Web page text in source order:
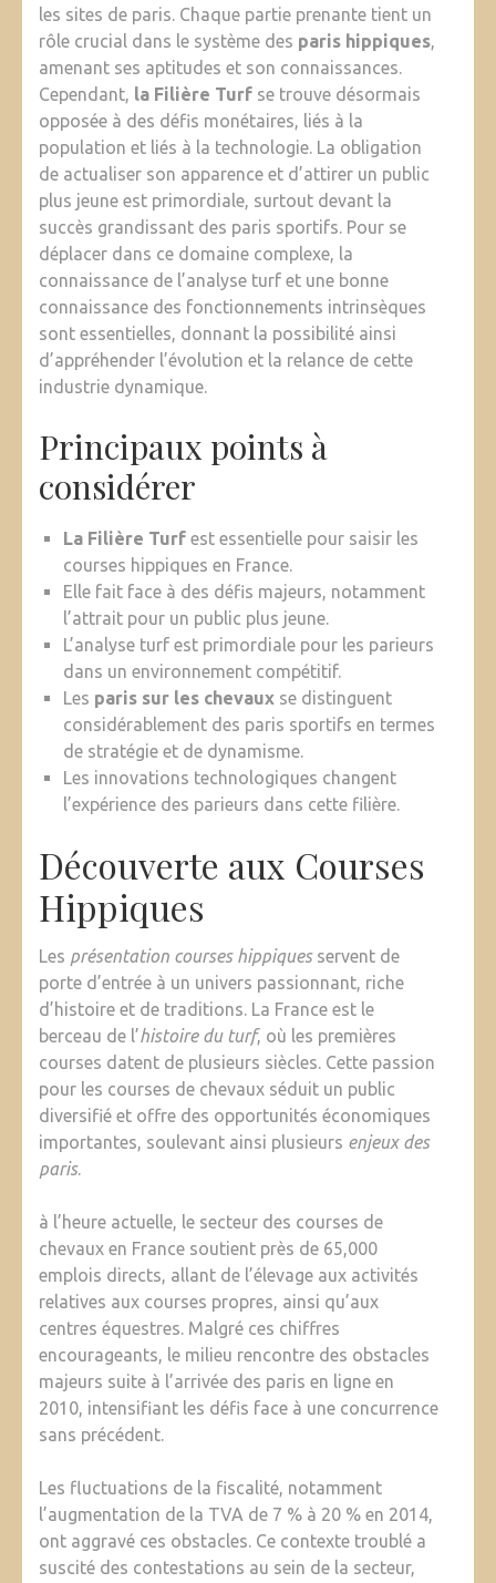
les sites de paris. Chaque partie prenante tient un
rôle crucial dans le système des paris hippiques,
amenant ses aptitudes et son connaissances.
Cependant, la Filière Turf se trouve désormais
opposée à des défis monétaires, liés à la
population et liés à la technologie. La obligation
de actualiser son apparence et d’attirer un public
plus jeune est primordiale, surtout devant la
succès grandissant des paris sportifs. Pour se
déplacer dans ce domaine complexe, la
connaissance de l’analyse turf et une bonne
connaissance des fonctionnements intrinsèques
sont essentielles, donnant la possibilité ainsi
d’appréhender l’évolution et la relance de cette
industrie dynamique.
Principaux points à
considérer
La Filière Turf est essentielle pour saisir les
courses hippiques en France.
Elle fait face à des défis majeurs, notamment
l’attrait pour un public plus jeune.
L’analyse turf est primordiale pour les parieurs
dans un environnement compétitif.
Les paris sur les chevaux se distinguent
considérablement des paris sportifs en termes
de stratégie et de dynamisme.
Les innovations technologiques changent
l’expérience des parieurs dans cette filière.
Découverte aux Courses
Hippiques
Les présentation courses hippiquesservent de
porte d’entrée à un univers passionnant, riche
d’histoire et de traditions. La France est le
berceau de l’histoire du turf, où les premières
courses datent de plusieurs siècles. Cette passion
pour les courses de chevaux séduit un public
diversifié et offre des opportunités économiques
importantes, soulevant ainsi plusieurs enjeux des
paris.
à l’heure actuelle, le secteur des courses de
chevaux en France soutient près de 65,000
emplois directs, allant de l’élevage aux activités
relatives aux courses propres, ainsi qu’aux
centres équestres. Malgré ces chiffres
encourageants, le milieu rencontre des obstacles
majeurs suite à l’arrivée des paris en ligne en
2010, intensifiant les défis face à une concurrence
sans précédent.
Les fluctuations de la fiscalité, notamment
l’augmentation de la TVA de 7 % à 20 % en 2014,
ont aggravé ces obstacles. Ce contexte troublé a
suscité des contestations au sein de la secteur,